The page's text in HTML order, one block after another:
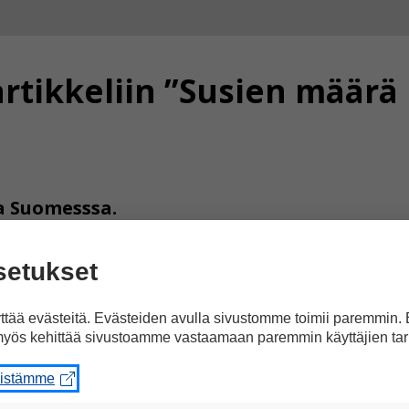
”Susien määrä
aikana tosi paljon, no Suomessa paljon
evästeitä. Evästeiden avulla sivustomme toimii paremmin.
kehittää sivustoamme vastaamaan paremmin käyttäjien